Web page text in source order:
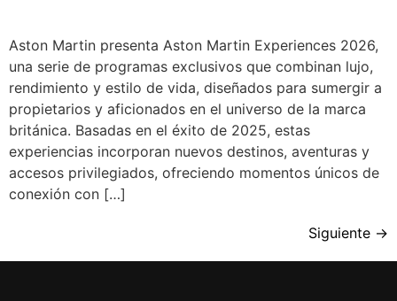
Aston Martin presenta Aston Martin Experiences 2026,
una serie de programas exclusivos que combinan lujo,
rendimiento y estilo de vida, diseñados para sumergir a
propietarios y aficionados en el universo de la marca
británica. Basadas en el éxito de 2025, estas
experiencias incorporan nuevos destinos, aventuras y
accesos privilegiados, ofreciendo momentos únicos de
conexión con […]
Siguiente →